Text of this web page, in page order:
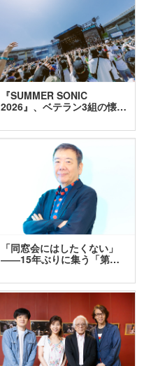
『SUMMER SONIC
2026』、ベテラン3組の懐…
「同窓会にはしたくない」
――15年ぶりに集う「第…